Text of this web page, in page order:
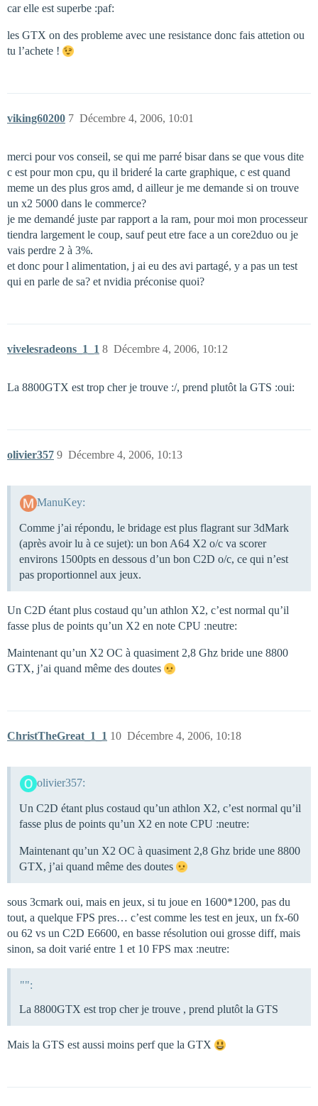
car elle est superbe :paf:
les GTX on des probleme avec une resistance donc fais attetion ou
tu l’achete !
viking60200 Décembre 4, 2006, 10:01
7
merci pour vos conseil, se qui me parré bisar dans se que vous dite
c est pour mon cpu, qu il brideré la carte graphique, c est quand
meme un des plus gros amd, d ailleur je me demande si on trouve
un x2 5000 dans le commerce?
je me demandé juste par rapport a la ram, pour moi mon processeur
tiendra largement le coup, sauf peut etre face a un core2duo ou je
vais perdre 2 à 3%.
et donc pour l alimentation, j ai eu des avi partagé, y a pas un test
qui en parle de sa? et nvidia préconise quoi?
vivelesradeons_1_1 Décembre 4, 2006, 10:12
8
La 8800GTX est trop cher je trouve :/, prend plutôt la GTS :oui:
olivier357 Décembre 4, 2006, 10:13
9
ManuKey:
Comme j’ai répondu, le bridage est plus flagrant sur 3dMark
(après avoir lu à ce sujet): un bon A64 X2 o/c va scorer
environs 1500pts en dessous d’un bon C2D o/c, ce qui n’est
pas proportionnel aux jeux.
Un C2D étant plus costaud qu’un athlon X2, c’est normal qu’il
fasse plus de points qu’un X2 en note CPU :neutre:
Maintenant qu’un X2 OC à quasiment 2,8 Ghz bride une 8800
GTX, j’ai quand même des doutes
ChristTheGreat_1_1 Décembre 4, 2006, 10:18
10
olivier357:
Un C2D étant plus costaud qu’un athlon X2, c’est normal qu’il
fasse plus de points qu’un X2 en note CPU :neutre:
Maintenant qu’un X2 OC à quasiment 2,8 Ghz bride une 8800
GTX, j’ai quand même des doutes
sous 3cmark oui, mais en jeux, si tu joue en 1600*1200, pas du
tout, a quelque FPS pres… c’est comme les test en jeux, un fx-60
ou 62 vs un C2D E6600, en basse résolution oui grosse diff, mais
sinon, sa doit varié entre 1 et 10 FPS max :neutre:
"":
La 8800GTX est trop cher je trouve , prend plutôt la GTS
Mais la GTS est aussi moins perf que la GTX